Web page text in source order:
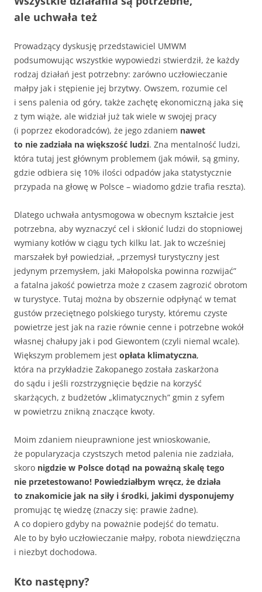
ale uchwała też
Prowadzący dyskusję przedstawiciel UMWM
podsumowując wszystkie wypowiedzi stwierdził, że każdy
rodzaj działań jest potrzebny: zarówno uczłowieczanie
małpy jak i stępienie jej brzytwy. Owszem, rozumie cel
i sens palenia od góry, także zachętę ekonomiczną jaka się
z tym wiąże, ale widział już tak wiele w swojej pracy
(i poprzez ekodoradców), że jego zdaniem nawet
to nie zadziała na większość ludzi. Zna mentalność ludzi,
która tutaj jest głównym problemem (jak mówił, są gminy,
gdzie odbiera się 10% ilości odpadów jaka statystycznie
przypada na głowę w Polsce – wiadomo gdzie trafia reszta).
Dlatego uchwała antysmogowa w obecnym kształcie jest
potrzebna, aby wyznaczyć cel i skłonić ludzi do stopniowej
wymiany kotłów w ciągu tych kilku lat. Jak to wcześniej
marszałek był powiedział, „przemysł turystyczny jest
jedynym przemysłem, jaki Małopolska powinna rozwijać”
a fatalna jakość powietrza może z czasem zagrozić obrotom
w turystyce. Tutaj można by obszernie odpłynąć w temat
gustów przeciętnego polskiego turysty, któremu czyste
powietrze jest jak na razie równie cenne i potrzebne wokół
własnej chałupy jak i pod Giewontem (czyli niemal wcale).
Większym problemem jest opłata klimatyczna,
która na przykładzie Zakopanego została zaskarżona
do sądu i jeśli rozstrzygnięcie będzie na korzyść
skarżących, z budżetów „klimatycznych” gmin z syfem
w powietrzu znikną znaczące kwoty.
Moim zdaniem nieuprawnione jest wnioskowanie,
że popularyzacja czystszych metod palenia nie zadziała,
skoro nigdzie w Polsce dotąd na poważną skalę tego
nie przetestowano! Powiedziałbym wręcz, że działa
to znakomicie jak na siły i środki, jakimi dysponujemy
promując tę wiedzę (znaczy się: prawie żadne).
A co dopiero gdyby na poważnie podejść do tematu.
Ale to by było uczłowieczanie małpy, robota niewdzięczna
i niezbyt dochodowa.
Kto następny?